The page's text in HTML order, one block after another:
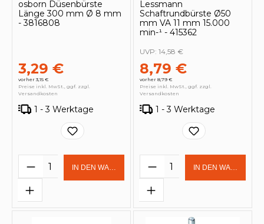
osborn Düsenbürste
Länge 300 mm Ø 8 mm
- 3816808
3,29 €
vorher 3,15 €
Preise inkl. MwSt., ggf. zzgl.
Versandkosten
1 - 3 Werktage
Produkt Anzahl: Gib den
IN DEN WARENKORB
Lessmann
Schaftrundbürste Ø50
mm VA 11 mm 15.000
min-¹ - 415362
8,79 €
vorher 8,79 €
UVP: 14,58 €
Preise inkl. MwSt., ggf. zzgl.
Versandkosten
1 - 3 Werktage
Produkt Anzahl:
IN DEN